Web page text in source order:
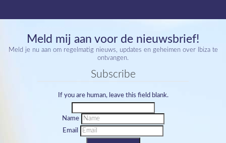
Meld mij aan voor de nieuwsbrief!
Meld je nu aan om regelmatig nieuws, updates en geheimen over Ibiza te
ontvangen.
Subscribe
If you are human, leave this field blank.
Name
Email